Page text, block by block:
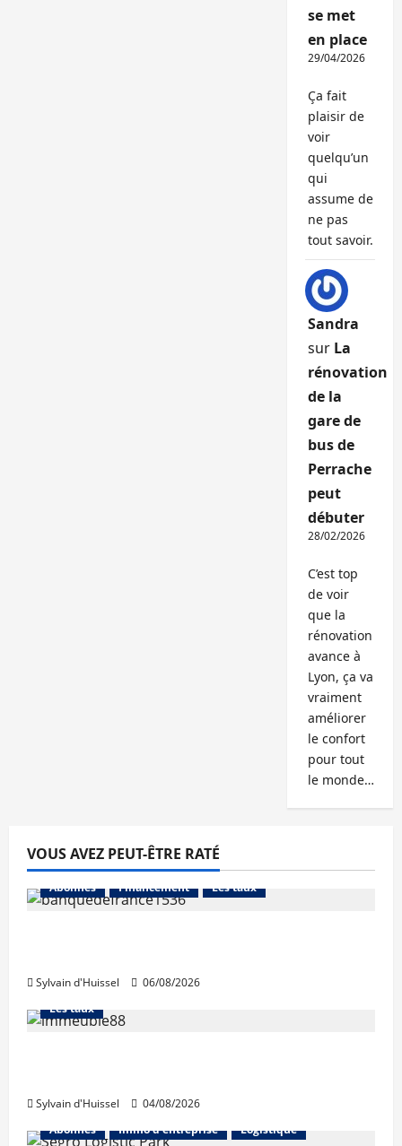
se met
en place
29/04/2026
Ça fait
plaisir de
voir
quelqu’un
qui
assume de
ne pas
tout savoir.
Sandra
sur La
rénovation
de la
gare de
bus de
Perrache
peut
débuter
28/02/2026
C’est top
de voir
que la
rénovation
avance à
Lyon, ça va
vraiment
améliorer
le confort
pour tout
le monde…
VOUS AVEZ PEUT-ÊTRE RATÉ
Abonnés Financement Les taux
Sylvain d'Huissel 06/08/2026
Abonnés Financement
Les taux
Sylvain d'Huissel
04/08/2026
Abonnés
Immo d'entreprise Logistique